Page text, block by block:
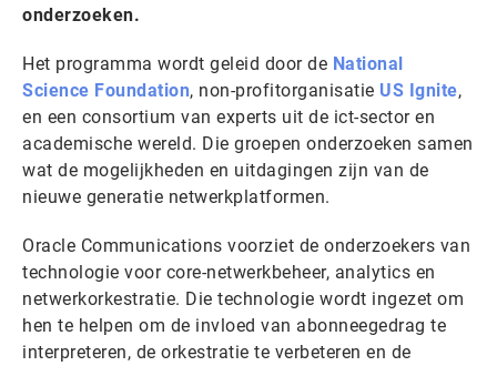
onderzoeken.
Het programma wordt geleid door de National
Science Foundation, non-profitorganisatie US Ignite,
en een consortium van experts uit de ict-sector en
academische wereld. Die groepen onderzoeken samen
wat de mogelijkheden en uitdagingen zijn van de
nieuwe generatie netwerkplatformen.
Oracle Communications voorziet de onderzoekers van
technologie voor core-netwerkbeheer, analytics en
netwerkorkestratie. Die technologie wordt ingezet om
hen te helpen om de invloed van abonneegedrag te
interpreteren, de orkestratie te verbeteren en de